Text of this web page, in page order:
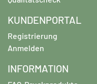
KUNDENPORTAL
Registrierung
Anmelden
INFORMATION